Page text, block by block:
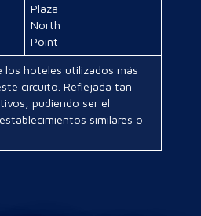
Plaza
North
Point
los hoteles utilizados más
circuito. Reflejada tan
pudiendo ser el
similares o